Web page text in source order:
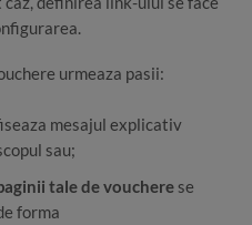
urmeaza pasii:
mesajul explicativ
sau;
tale de vouchere se
forma